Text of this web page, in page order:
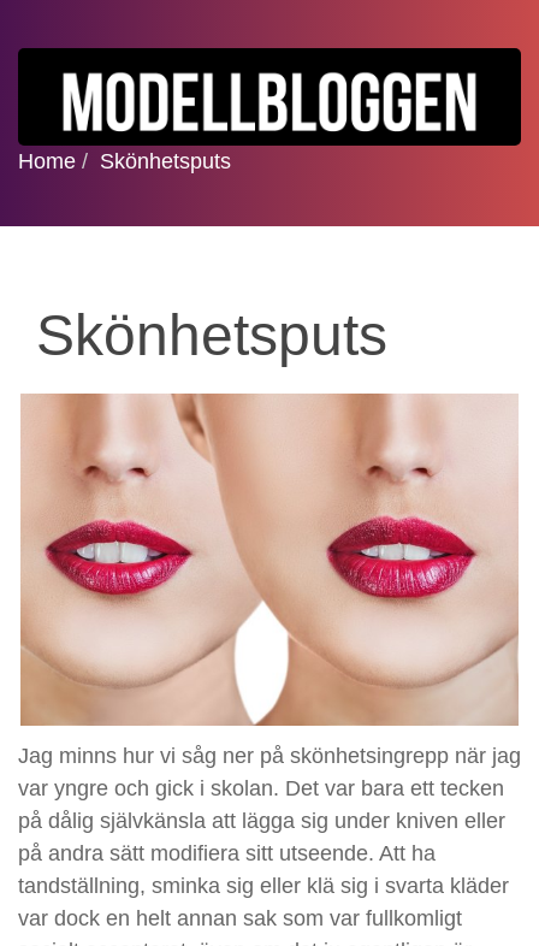
Home Skönhetsputs
Skönhetsputs
Jag minns hur vi såg ner på skönhetsingrepp när jag
var yngre och gick i skolan. Det var bara ett tecken
på dålig självkänsla att lägga sig under kniven eller
på andra sätt modifiera sitt utseende. Att ha
tandställning, sminka sig eller klä sig i svarta kläder
var dock en helt annan sak som var fullkomligt